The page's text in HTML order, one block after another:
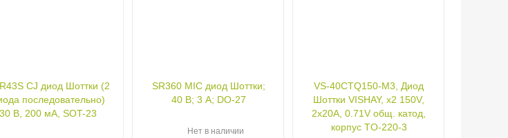
CJ диод Шоттки (2
последовательно)
30 В, 200 мА, SOT-23
SR360 MIC диод Шоттки;
40 В; 3 А; DO-27
Нет в наличии
VS-40CTQ150-M3, Диод
Шоттки VISHAY, х2 150V,
2x20A, 0.71V общ. катод,
корпус TO-220-3